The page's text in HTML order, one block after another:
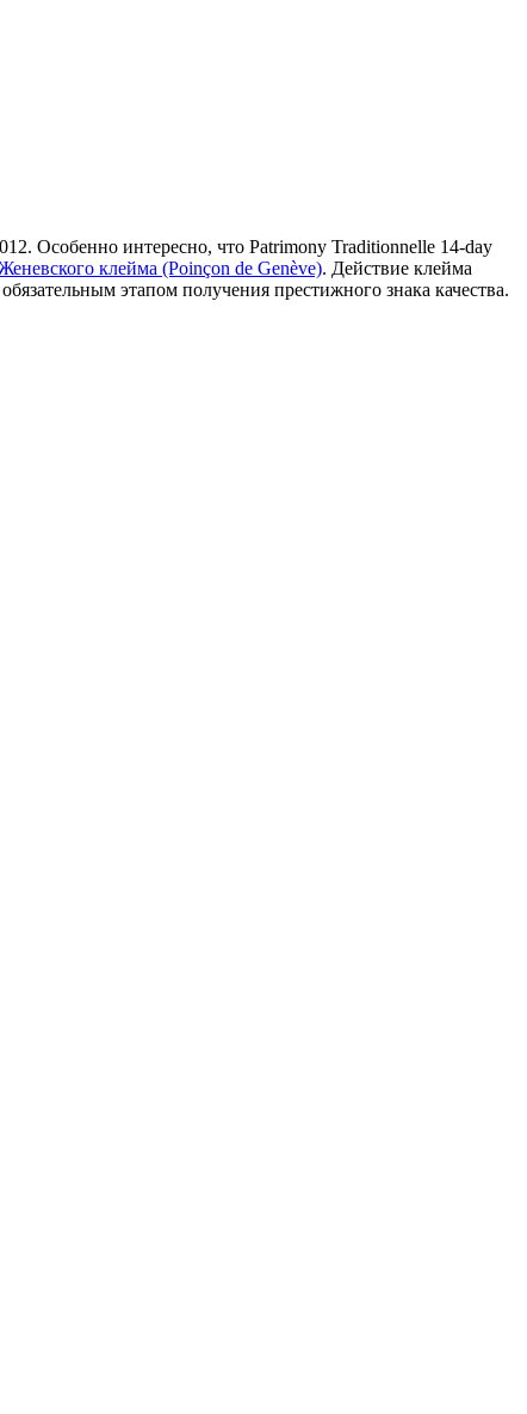
Особенно интересно, что Patrimony Traditionnelle 14-day
клейма (Poinçon de Genève). Действие клейма
этапом получения престижного знака качества.